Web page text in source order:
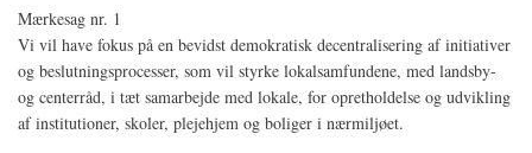
Mærkesag nr. 1
Vi vil have fokus på en bevidst demokratisk decentralisering af initiativer
og beslutningsprocesser, som vil styrke lokalsamfundene, med landsby-
og centerråd, i tæt samarbejde med lokale, for opretholdelse og udvikling
af institutioner, skoler, plejehjem og boliger i nærmiljøet.